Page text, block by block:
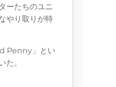
ーたちのユニ
やり取りが特
Penny」とい
た。